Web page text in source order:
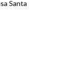
Santa